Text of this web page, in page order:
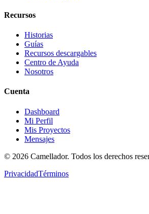
Recursos
Historias
Guías
Recursos descargables
Centro de Ayuda
Nosotros
Cuenta
Dashboard
Mi Perfil
Mis Proyectos
Mensajes
© 2026 Camellador. Todos los derechos
PrivacidadTérminos